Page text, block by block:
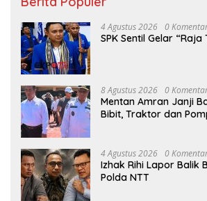
4 Agustus 2026 0
SPK Sentil Gelar
8 Agustus 2026 0
Mentan Amran Janji
Bibit, Traktor dan
4 Agustus 2026 0
Izhak Rihi Lapor Balik
Polda NTT